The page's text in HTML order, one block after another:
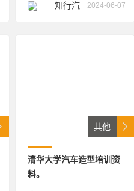
知行汽 2024-06-07
其他
清华大学汽车造型培训资
料。